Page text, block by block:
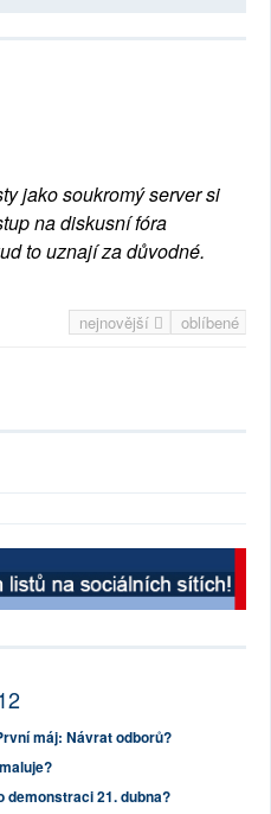
jako soukromý server si
na diskusní fóra
to uznají za důvodné.
nejnovější oblíbené
máj: Návrat odborů?
demonstraci 21. dubna?